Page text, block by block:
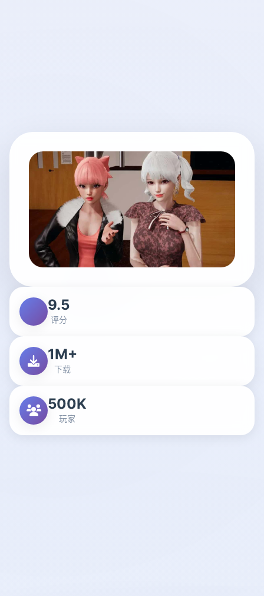
9.5
评分
1M+
下载
500K
玩家